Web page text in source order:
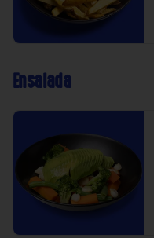
Ensalada